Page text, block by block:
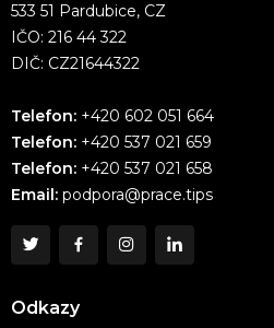
533 51 Pardubice, CZ
IČO: 216 44 322
DIČ: CZ21644322
Telefon: +420 602 051 664
Telefon: +420 537 021 659
Telefon: +420 537 021 658
Email: podpora@prace.tips
Odkazy